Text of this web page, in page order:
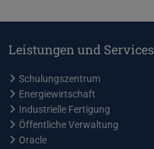
Leistungen und Services
Schulungszentrum
Energiewirtschaft
Industrielle Fertigung
Öffentliche Verwaltung
Oracle